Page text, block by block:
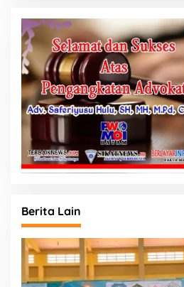
Berita Lain